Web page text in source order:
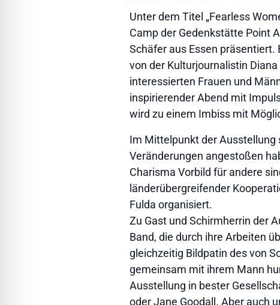
Unter dem Titel „Fearless
Camp der Gedenkstätte Point
Schäfer aus Essen
von der Kulturjournalistin
interessierten Frauen und
inspirierender Abend mit
wird zu einem Imbiss mit
Im Mittelpunkt der Ausstellung
Veränderungen angestoßen
Charisma Vorbild für andere
länderübergreifender
Fulda organisiert.
Zu Gast und Schirmherrin der
Band, die durch ihre Arbeiten
gleichzeitig Bildpatin des von
gemeinsam mit ihrem Mann
Ausstellung in bester
oder Jane Goodall. Aber auch